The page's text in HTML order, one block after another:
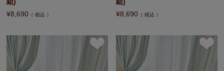
¥8,690 税込
¥8,690 税込